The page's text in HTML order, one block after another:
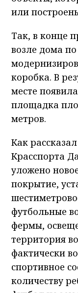
или
Так, в конце
возле дома
коробка. В
месте
площадка
метров.
Как
Красспорта
уложено
покрытие,
футбольные
фермы,
территория
фактически
спортивное
количеству